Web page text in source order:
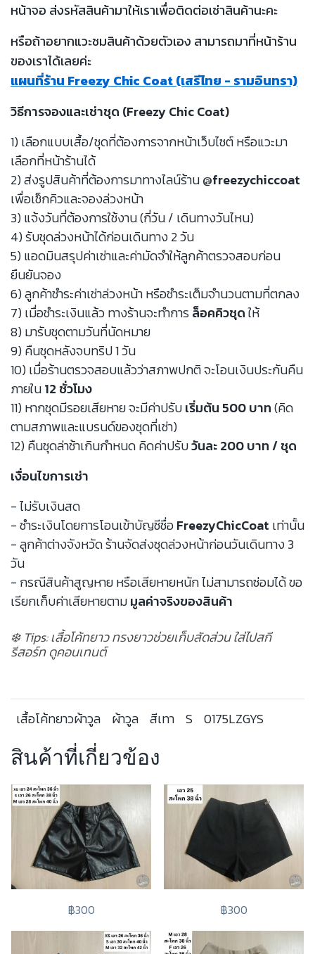
หน้าจอ ส่งรหัสสินค้ามาให้เราเพื่อติดต่อเช่าสินค้านะคะ
หรือถ้าอยากแวะชมสินค้าด้วยตัวเอง สามารถมาที่หน้าร้าน
ของเราได้เลยค่ะ
แผนที่ร้าน Freezy Chic Coat (เสรีไทย - รามอินทรา)
วิธีการจองและเช่าชุด (Freezy Chic Coat)
1) เลือกแบบเสื้อ/ชุดที่ต้องการจากหน้าเว็บไซต์ หรือแวะมา
เลือกที่หน้าร้านได้
2) ส่งรูปสินค้าที่ต้องการมาทางไลน์ร้าน@freezychiccoat
เพื่อเช็กคิวและจองล่วงหน้า
3) แจ้งวันที่ต้องการใช้งาน (กี่วัน / เดินทางวันไหน)
4) รับชุดล่วงหน้าได้ก่อนเดินทาง 2 วัน
5) แอดมินสรุปค่าเช่าและค่ามัดจำให้ลูกค้าตรวจสอบก่อน
ยืนยันจอง
6) ลูกค้าชำระค่าเช่าล่วงหน้า หรือชำระเต็มจำนวนตามที่ตกลง
7) เมื่อชำระเงินแล้ว ทางร้านจะทำการล็อคคิวชุดให้
8) มารับชุดตามวันที่นัดหมาย
9) คืนชุดหลังจบทริป 1 วัน
10) เมื่อร้านตรวจสอบแล้วว่าสภาพปกติ จะโอนเงินประกันคืน
ภายใน12 ชั่วโมง
11) หากชุดมีรอยเสียหาย จะมีค่าปรับเริ่มต้น 500 บาท(คิด
ตามสภาพและแบรนด์ของชุดที่เช่า)
12) คืนชุดล่าช้าเกินกำหนด คิดค่าปรับวันละ 200 บาท / ชุด
เงื่อนไขการเช่า
- ไม่รับเงินสด
- ชำระเงินโดยการโอนเข้าบัญชีชื่อFreezyChicCoat เท่านั้น
- ลูกค้าต่างจังหวัด ร้านจัดส่งชุดล่วงหน้าก่อนวันเดินทาง 3
วัน
- กรณีสินค้าสูญหาย หรือเสียหายหนัก ไม่สามารถซ่อมได้ ขอ
เรียกเก็บค่าเสียหายตามมูลค่าจริงของสินค้า
❄️ Tips: เสื้อโค้ทยาว ทรงยาวช่วยเก็บสัดส่วน ใส่ไปสกี
รีสอร์ท ดูคอนเทนต์
เสื้อโค้ทยาวผ้าวูล ผ้าวูล สีเทา S 0175LZGYS
สินค้าที่เกี่ยวข้อง
฿300 ฿300